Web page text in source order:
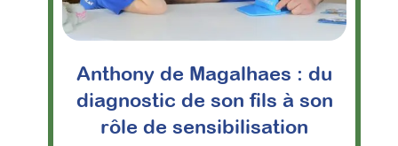
Anthony de Magalhaes : du
diagnostic de son fils à son
rôle de sensibilisation